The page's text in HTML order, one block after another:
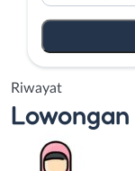
Riwayat
Lowongan